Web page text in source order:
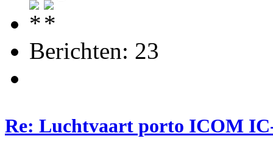
Berichten: 23
Re: Luchtvaart porto ICOM